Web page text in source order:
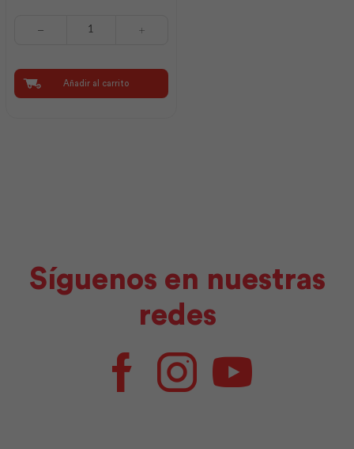
E
6011
1/8
Añadir al carrito
Síguenos en nuestras
redes
FacebookInstagramYoutube